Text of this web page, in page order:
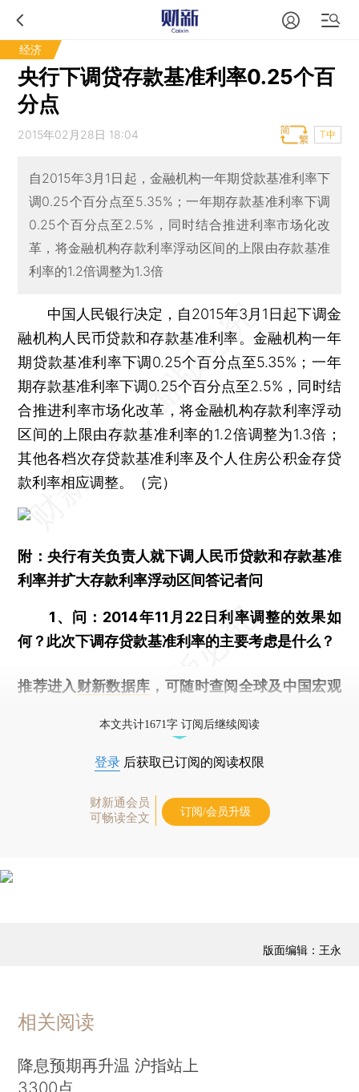
经济
央行下调贷存款基准利率0.25个百
分点
2015年02月28日 18:04 T中
自2015年3月1日起，金融机构一年期贷款基准利率下
调0.25个百分点至5.35%；一年期存款基准利率下调
0.25个百分点至2.5%，同时结合推进利率市场化改
革，将金融机构存款利率浮动区间的上限由存款基准
利率的1.2倍调整为1.3倍
中国人民银行决定，自2015年3月1日起下调金
融机构人民币贷款和存款基准利率。金融机构一年
期贷款基准利率下调0.25个百分点至5.35%；一年
期存款基准利率下调0.25个百分点至2.5%，同时结
合推进利率市场化改革，将金融机构存款利率浮动
区间的上限由存款基准利率的1.2倍调整为1.3倍；
其他各档次存贷款基准利率及个人住房公积金存贷
款利率相应调整。（完）
附：央行有关负责人就下调人民币贷款和存款基准
利率并扩大存款利率浮动区间答记者问
1、问：2014年11月22日利率调整的效果如
何？此次下调存贷款基准利率的主要考虑是什么？
推荐进入 财新数据库 ，可随时查阅全球及中国宏观
本文共计1671字 订阅后继续阅读
登录 后获取已订阅的阅读权限
财新通会员
可畅读全文
订阅/会员升级
版面编辑：王永
相关阅读
降息预期再升温 沪指站上
3300点